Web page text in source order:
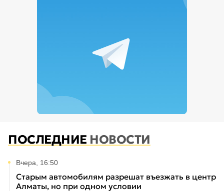
ПОСЛЕДНИЕ НОВОСТИ
Вчера, 16:50
Старым автомобилям разрешат въезжать в центр
Алматы, но при одном условии